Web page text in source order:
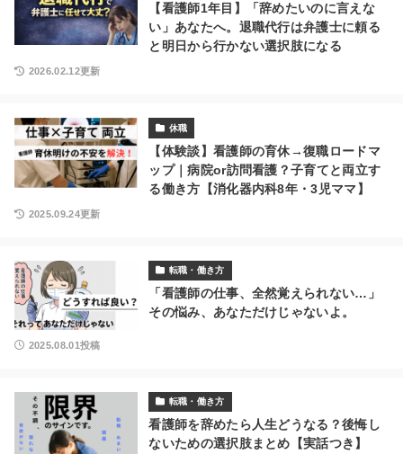
【看護師1年目】「辞めたいのに言えな
い」あなたへ。退職代行は弁護士に頼る
と明日から行かない選択肢になる
2026.02.12更新
休職
【体験談】看護師の育休→復職ロードマ
ップ｜病院or訪問看護？子育てと両立す
る働き方【消化器内科8年・3児ママ】
2025.09.24更新
転職・働き方
「看護師の仕事、全然覚えられない…」
その悩み、あなただけじゃないよ。
2025.08.01投稿
転職・働き方
看護師を辞めたら人生どうなる？後悔し
ないための選択肢まとめ【実話つき】